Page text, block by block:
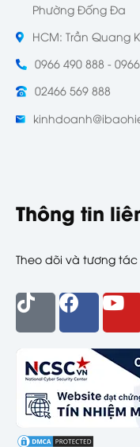
Phường Đống Đa
HCM: Trần Quang
0966 490 888 -
02466 569 888
Thông tin
Theo dõi và tương